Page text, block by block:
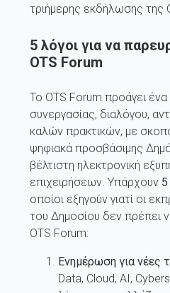
τριήμερης εκδήλωσης της
5 λόγοι για να
OTS Forum
Το OTS Forum προάγει
συνεργασίας, διαλόγου,
καλών πρακτικών, με
ψηφιακά προσβάσιμης
βέλτιστη ηλεκτρονική
επιχειρήσεων. Υπάρχουν
οποίοι εξηγούν γιατί οι
του Δημοσίου δεν πρέπει
OTS Forum:
Ενημέρωση για νέες
Data, Cloud, AI,